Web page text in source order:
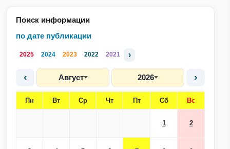
Поиск информации
по дате публикации
2025 2024 2023 2022 2021 ›
‹ Август 2026 ›
Пн Вт Ср Чт Пт Сб Вс
1 2